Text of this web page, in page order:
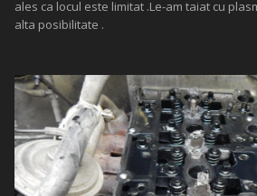
ales ca locul este limitat .Le-am taiat cu
alta posibilitate .